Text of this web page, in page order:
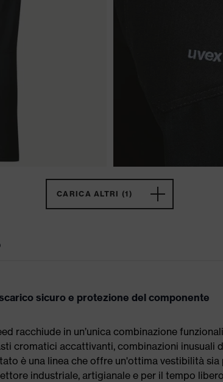
CARICA ALTRI (1)
sicuro e protezione del componente
racchiude in un’unica combinazione
cromatici accattivanti, combinazioni inusuali
è una linea che offre un'ottima vestibilità
industriale, artigianale e per il tempo